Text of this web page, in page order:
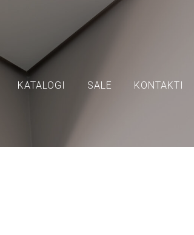
KATALOGI SALE KONTAKTI